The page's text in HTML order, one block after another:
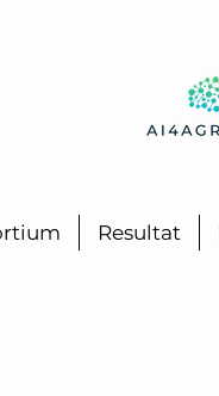
Resultat